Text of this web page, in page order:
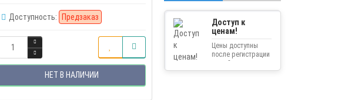
Доступность: Предзаказ
НЕТ В НАЛИЧИИ
Доступ к
ценам!
Цены доступны
после регистрации
на сайте.